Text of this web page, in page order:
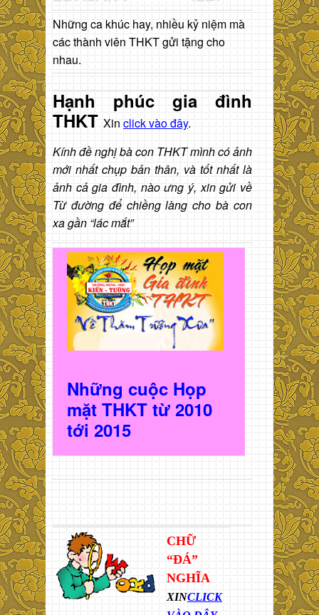
Những ca khúc hay, nhiều kỷ niệm mà
các thành viên THKT gửi tặng cho
nhau.
Hạnh phúc gia đình
THKT Xin click vào đây.
Kính đề nghị bà con THKT mình có ảnh
mới nhất chụp bản thân, và tốt nhất là
ảnh cả gia đình, nào ưng ý, xin gửi về
Từ đường để chiềng làng cho bà con
xa gần “lác mắt”
Những cuộc Họp
mặt THKT từ 2010
tới 2015
CHỮ
“ĐÁ”
NGHĨA
XINCLICK